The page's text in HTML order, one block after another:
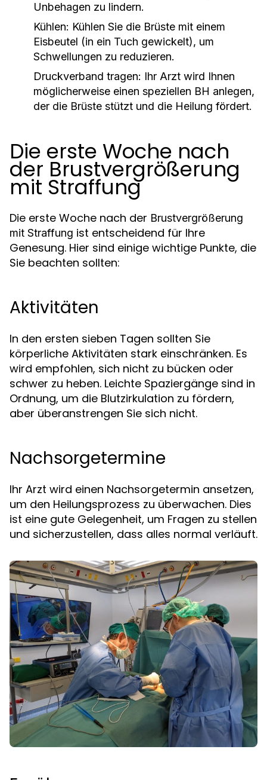
Unbehagen zu lindern.
Kühlen: Kühlen Sie die Brüste mit einem
Eisbeutel (in ein Tuch gewickelt), um
Schwellungen zu reduzieren.
Druckverband tragen: Ihr Arzt wird Ihnen
möglicherweise einen speziellen BH anlegen,
der die Brüste stützt und die Heilung fördert.
Die erste Woche nach
der Brustvergrößerung
mit Straffung
Die erste Woche nach der Brustvergrößerung
mit Straffung ist entscheidend für Ihre
Genesung. Hier sind einige wichtige Punkte, die
Sie beachten sollten:
Aktivitäten
In den ersten sieben Tagen sollten Sie
körperliche Aktivitäten stark einschränken. Es
wird empfohlen, sich nicht zu bücken oder
schwer zu heben. Leichte Spaziergänge sind in
Ordnung, um die Blutzirkulation zu fördern,
aber überanstrengen Sie sich nicht.
Nachsorgetermine
Ihr Arzt wird einen Nachsorgetermin ansetzen,
um den Heilungsprozess zu überwachen. Dies
ist eine gute Gelegenheit, um Fragen zu stellen
und sicherzustellen, dass alles normal verläuft.